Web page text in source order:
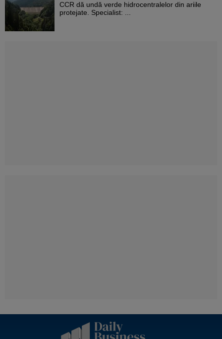
CCR dă undă verde hidrocentralelor din ariile
protejate. Specialist: ...